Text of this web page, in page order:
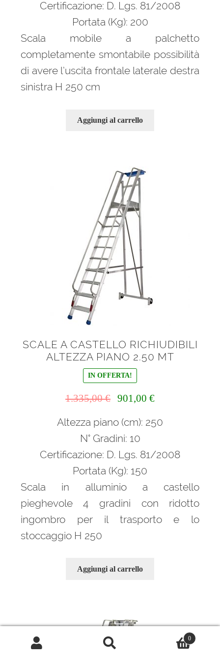
Certificazione: D. Lgs. 81/2008
Portata (Kg): 200
Scala mobile a palchetto
completamente smontabile possibilità
di avere l’uscita frontale laterale destra
sinistra H 250 cm
Aggiungi al carrello
SCALE A CASTELLO RICHIUDIBILI
ALTEZZA PIANO 2.50 MT
IN OFFERTA!
1.335,00€
originale
1.335,00 €.
901,00 €Il
attuale
Altezza piano (cm): 250
N° Gradini: 10
Certificazione: D. Lgs. 81/2008
Portata (Kg): 150
Scala in alluminio a castello
pieghevole 4 gradini con ridotto
ingombro per il trasporto e lo
stoccaggio H 250
Aggiungi al carrello
0